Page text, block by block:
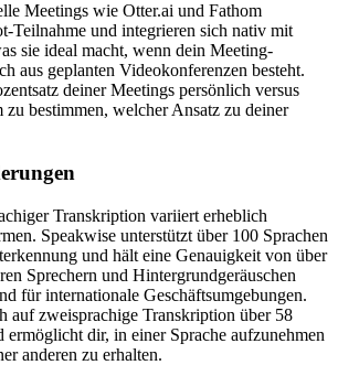
Meetings wie Otter.ai und Fathom
Teilnahme und integrieren sich nativ mit
sie ideal macht, wenn dein Meeting-
aus geplanten Videokonferenzen besteht.
deiner Meetings persönlich versus
bestimmen, welcher Ansatz zu deiner
Transkription variiert erheblich
Speakwise unterstützt über 100 Sprachen
und hält eine Genauigkeit von über
Sprechern und Hintergrundgeräuschen
für internationale Geschäftsumgebungen.
auf zweisprachige Transkription über 58
ermöglicht dir, in einer Sprache aufzunehmen
anderen zu erhalten.